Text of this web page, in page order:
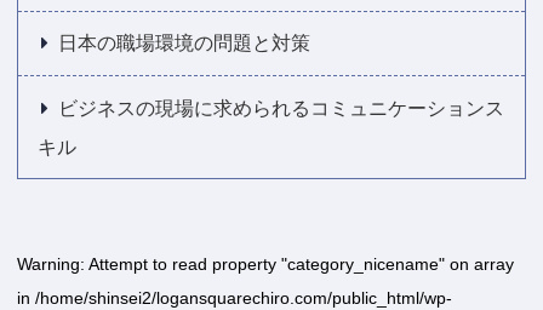
日本の職場環境の問題と対策
ビジネスの現場に求められるコミュニケーションス
キル
Warning: Attempt to read property "category_nicename" on array
in /home/shinsei2/logansquarechiro.com/public_html/wp-